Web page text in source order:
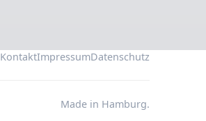
KontaktImpressumDatenschutz
Made in Hamburg.